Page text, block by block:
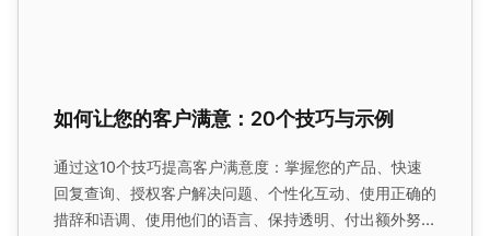
如何让您的客户满意：20个技巧与示例
通过这10个技巧提高客户满意度：掌握您的产品、快速
回复查询、授权客户解决问题、个性化互动、使用正确的
措辞和语调、使用他们的语言、保持透明、付出额外努